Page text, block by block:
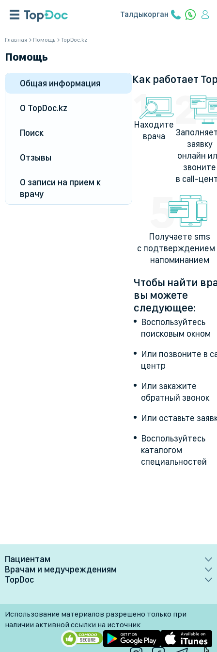
Талдыкорган
Главная Помощь TopDoc.kz
Помощь
Общая информация
О TopDoc.kz
Поиск
Отзывы
О записи на прием к
врачу
Как работает
Находите
врача
заявку
онлайн
звоните
в call-
Получаете sms
с подтверждением
напоминанием
Чтобы найти
вы можете
следующее:
Воспользуйтесь
поисковым окном
Или позвоните в
центр
Или закажите
обратный звонок
Или оставьте
Воспользуйтесь
каталогом
специальностей
Пациентам
Врачи
Клиники
Лаборатории
Услуги
Врачам и медучреждениям
Преимущества
Медучреждениям
TopDoc
Контакты
Помощь
Пн-Пт: 9.00-18.00
Использование материалов разрешено только при
наличии активной ссылки на источник